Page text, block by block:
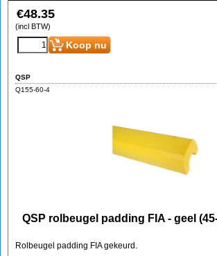
€48.35
(incl BTW)
Koop nu
QSP
Q155-60-4
QSP rolbeugel padding FIA - geel
Rolbeugel padding FIA gekeurd.